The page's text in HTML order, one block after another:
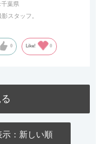
千葉県
スタッフ。
0 Like! 0
示：新しい順